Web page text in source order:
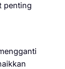
penting